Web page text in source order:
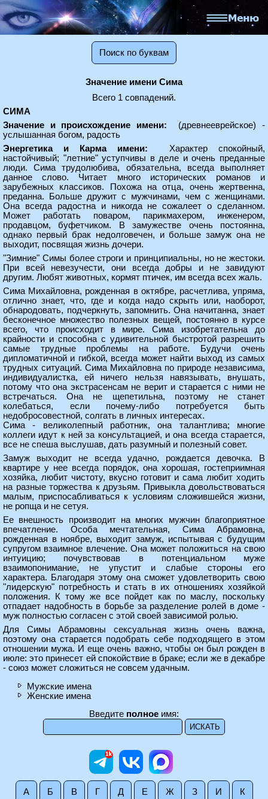
Поиск по буквам
Значение имени Сима
Всего 1 совпадений.
СИМА
Значение и происхождение имени: (древнееврейское) -
услышанная богом, радость
Энергетика и Карма имени: Характер спокойный,
настойчивый; "летние" уступчивы в деле и очень преданные
люди. Сима трудолюбива, обязательна, всегда выполняет
данное слово. Читает много исторических романов и
зарубежных классиков. Похожа на отца, очень жертвенна,
преданна. Больше дружит с мужчинами, чем с женщинами.
Она всегда радостна и никогда не сожалеет о сделанном.
Может работать поваром, парикмахером, инженером,
продавцом, буфетчиком. В замужестве очень постоянна,
однако первый брак недолговечен, и больше замуж она не
выходит, посвящая жизнь дочери.
"Зимние" Симы более строги и принципиальны, но не жестоки.
При всей невезучести, они всегда добры и не завидуют
другим. Любят животных, кормят птичек, им всегда всех жаль.
Сима Михайловна, рожденная в октябре, расчетлива, упряма,
отлично знает, что, где и когда надо скрыть или, наоборот,
обнародовать, подчеркнуть, запомнить. Она начитанна, знает
бесконечное множество полезных вещей, постоянно в курсе
всего, что происходит в мире. Сима изобретательна до
крайности и способна с удивительной быстротой разрешить
самые трудные проблемы на работе. Будучи очень
дипломатичной и гибкой, всегда может найти выход из самых
трудных ситуаций. Сима Михайловна по природе независима,
индивидуалистка, ей ничего нельзя навязывать, внушать,
потому что она экстрасенсам не верит и старается с ними не
встречаться. Она не щепетильна, поэтому не станет
колебаться, если почему-либо потребуется быть
недобросовестной, солгать в личных интересах.
Сима - великолепный работник, она талантлива; многие
коллеги идут к ней за консультацией, и она всегда старается,
все не спеша выслушав, дать разумный и полезный совет.
Замуж выходит не всегда удачно, рождается девочка. В
квартире у нее всегда порядок, она хорошая, гостеприимная
хозяйка, любит чистоту, вкусно готовит и сама любит ходить
на разные торжества к друзьям. Привыкла довольствоваться
малым, приспосабливаться к условиям сложившейся жизни,
не ропща и не сетуя.
Ее внешность производит на многих мужчин благоприятное
впечатление. Особа мечтательная, Сима Абрамовна,
рожденная в ноябре, выходит замуж, испытывая с будущим
супругом взаимное влечение. Она может положиться на свою
интуицию; почувствовав в потенциальном муже
взаимопонимание, не упустит и слабые стороны его
характера. Благодаря этому она сможет удовлетворить свою
"лидерскую" потребность и стать в их отношениях хозяйкой
положения. К тому же все пойдет как по маслу, поскольку
отпадает надобность в борьбе за разделение ролей в доме -
муж полностью согласен с этой своей зависимой ролью.
Для Симы Абрамовны сексуальная жизнь очень важна,
поэтому она старается подобрать себе подходящего в этом
отношении мужа. И еще очень важно, чтобы он был рожден в
июле: это принесет ей спокойствие в браке; если же в декабре
- союз может сложиться не совсем удачным.
Мужские имена
Женские имена
Введите полное имя:
А Б В Г Д Е Ж З И К